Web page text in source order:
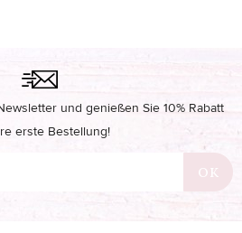
und genießen Sie 10% Rabatt
erste Bestellung!